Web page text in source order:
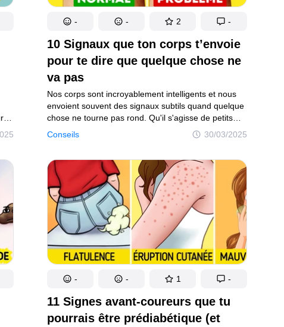
10 Signaux que ton corps t’envoie
pour te dire que quelque chose ne
va pas
Conseils 30/03/2025
Nos corps sont incroyablement intelligents et nous
envoient souvent des signaux subtils quand quelque
chose ne tourne pas rond. Qu'il s'agisse de petits
inconforts ou de symptômes plus marqués, ces
signes sont de précieux indicateurs de notre état de
façons dont ton corps peut essayer de te dire qu’il y
a un problème.
- - 2 -
11 Signes avant-coureurs que tu
pourrais être prédiabétique (et
- - 1 -